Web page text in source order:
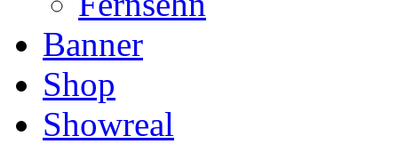
Banner
Shop
Showreal